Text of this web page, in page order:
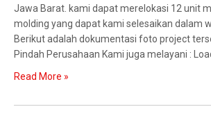
Jawa Barat. kami dapat merelokasi 12 unit
molding yang dapat kami selesaikan dalam
Berikut adalah dokumentasi foto project
Pindah Perusahaan Kami juga melayani :
Read More »